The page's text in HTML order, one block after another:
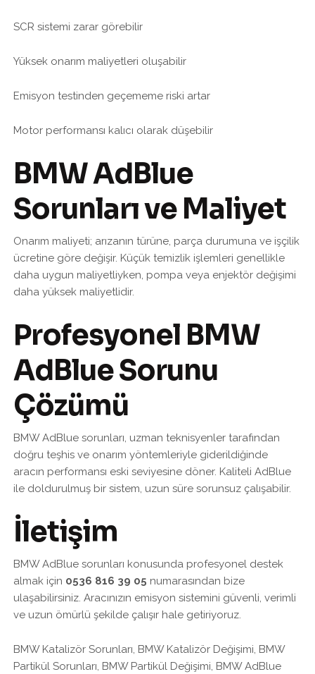
SCR sistemi zarar görebilir
Yüksek onarım maliyetleri oluşabilir
Emisyon testinden geçememe riski artar
Motor performansı kalıcı olarak düşebilir
BMW AdBlue
Sorunları ve Maliyet
Onarım maliyeti; arızanın türüne, parça durumuna ve işçilik
ücretine göre değişir. Küçük temizlik işlemleri genellikle
daha uygun maliyetliyken, pompa veya enjektör değişimi
daha yüksek maliyetlidir.
Profesyonel BMW
AdBlue Sorunu
Çözümü
BMW AdBlue sorunları, uzman teknisyenler tarafından
doğru teşhis ve onarım yöntemleriyle giderildiğinde
aracın performansı eski seviyesine döner. Kaliteli AdBlue
ile doldurulmuş bir sistem, uzun süre sorunsuz çalışabilir.
İletişim
BMW AdBlue sorunları konusunda profesyonel destek
almak için 0536 816 39 05 numarasından bize
ulaşabilirsiniz. Aracınızın emisyon sistemini güvenli, verimli
ve uzun ömürlü şekilde çalışır hale getiriyoruz.
BMW Katalizör Sorunları, BMW Katalizör Değişimi, BMW
Partikül Sorunları, BMW Partikül Değişimi, BMW AdBlue